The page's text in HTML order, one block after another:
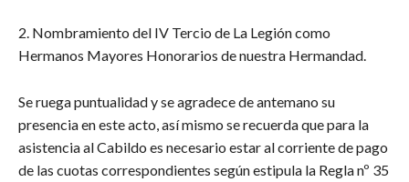
2. Nombramiento del IV Tercio de La Legión como
Hermanos Mayores Honorarios de nuestra Hermandad.
Se ruega puntualidad y se agradece de antemano su
presencia en este acto, así mismo se recuerda que para la
asistencia al Cabildo es necesario estar al corriente de pago
de las cuotas correspondientes según estipula la Regla nº 35